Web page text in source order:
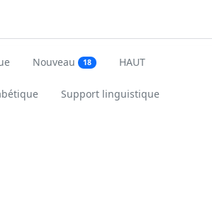
Nouveau 18 HAUT
Support linguistique